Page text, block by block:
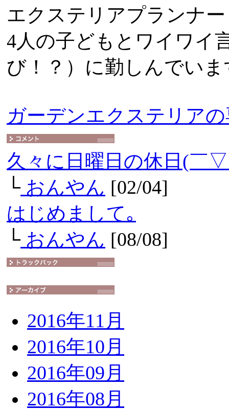
エクステリアプランナー
4人の子どもとワイワイ
び！？）に勤しんでいま
ガーデンエクステリア
久々に日曜日の休日(￣
└おんやん [02/04]
はじめまして｡
└おんやん [08/08]
2016年11月
2016年10月
2016年09月
2016年08月